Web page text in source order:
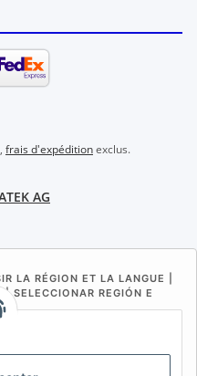
frais d'expéditionexclus.
AG
LA RÉGION ET LA LANGUE |
SELECCIONAR REGIÓN E